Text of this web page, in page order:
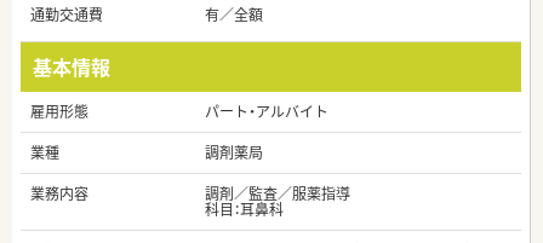
通勤交通費
有／全額
基本情報
雇用形態
パート・アルバイト
業種
調剤薬局
業務内容
調剤／監査／服薬指導
科目：耳鼻科